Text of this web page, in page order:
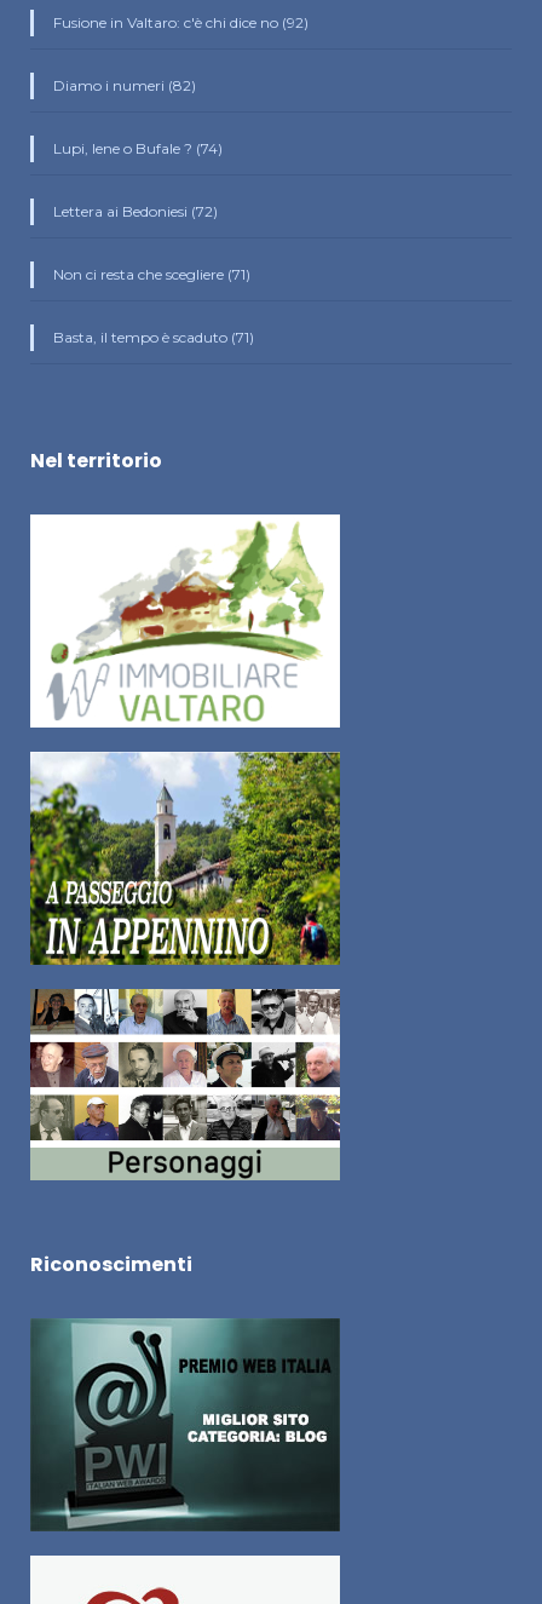
Fusione in Valtaro: c'è chi dice no (92)
Diamo i numeri (82)
Lupi, Iene o Bufale ? (74)
Lettera ai Bedoniesi (72)
Non ci resta che scegliere (71)
Basta, il tempo è scaduto (71)
Nel territorio
Riconoscimenti